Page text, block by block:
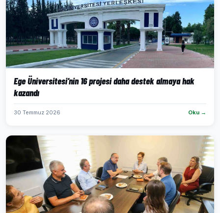
Ege Üniversitesi’nin 16 projesi daha destek almaya hak
kazandı
30 Temmuz 2026 Oku →